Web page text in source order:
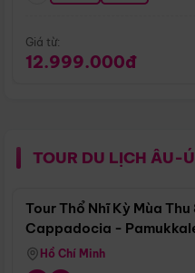
Giá từ:
12.999.000đ
TOUR DU LỊCH ÂU-
Tour Thổ Nhĩ Kỳ Mùa
Cappadocia -
Hồ Chí Minh